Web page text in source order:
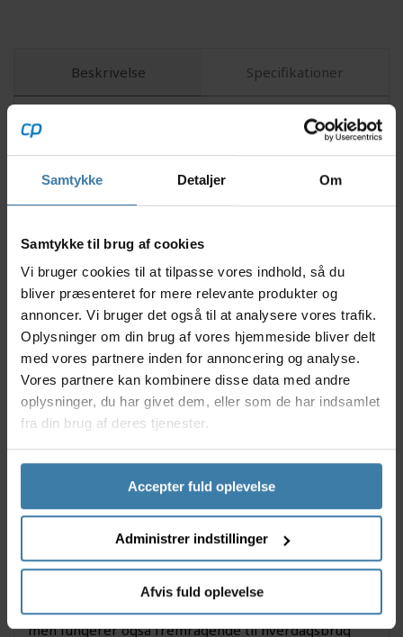
Samtykke Detaljer Om
Samtykke til brug af cookies
Vi bruger cookies til at tilpasse vores indhold, så du
bliver præsenteret for mere relevante produkter og
annoncer. Vi bruger det også til at analysere vores trafik.
Oplysninger om din brug af vores hjemmeside bliver delt
med vores partnere inden for annoncering og analyse.
Vores partnere kan kombinere disse data med andre
oplysninger, du har givet dem, eller som de har indsamlet
fra din brug af deres tjenester.
Accepter fuld oplevelse
Administrer indstillinger
Afvis fuld oplevelse
Beskrivelse Specifikationer
Endura AllTrack Ride Over Short er det perfekte valg
til dig, der elsker at cykle og ønsker pålidelig komfort
og maksimal bevægelsesfrihed - uanset om du er på
stierne eller cykler gennem byen. Disse cykelshorts
og daglig pendling. Det lette stof giver effektiv
ventilation, mens en smart vandafvisende finish
beskytter mod fugt og let regn.
Nyttige facts
Fremstillet i slidstærkt og let stof, der modstår
daglig slitage
Vandafvisende behandling holder dig tør ved let
regn og fugt
Designet specifikt til mountainbike og allround
Let og hurtigtørrende materiale
AllTrack Ride Over Short er skabt til cykelentusiaster,
der ønsker fleksibilitet og holdbarhed i deres tøj.
Shortsene er særligt velegnede til mountainbiking,
men fungerer også fremragende til hverdagsbrug